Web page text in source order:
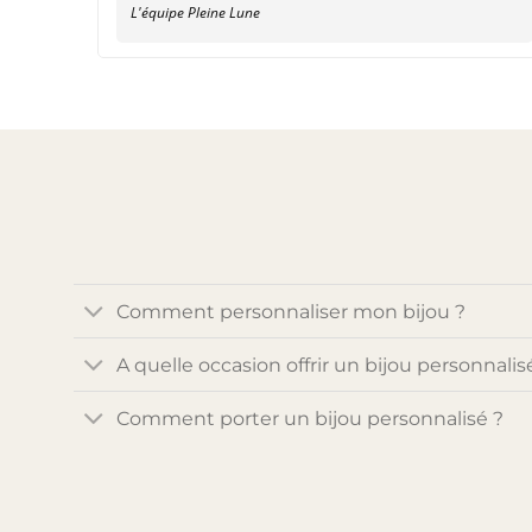
L'équipe Pleine Lune
Comment personnaliser mon bijou ?
A quelle occasion offrir un bijou
Comment porter un bijou personnalisé ?